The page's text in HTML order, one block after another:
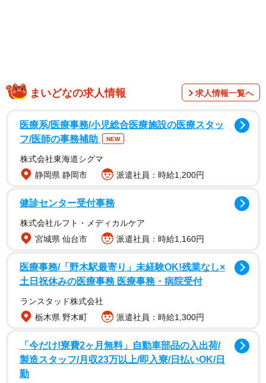
2/8
広島県呉市・安浦漁港のあたりを撮影した衛星写真 (C) Google
まいどなの求人情報 求人情報一覧へ
医療系/医療事務/小児総合医療施設の医療スタッ
フ/医師の事務補助
NEW
株式会社東海道シグマ
静岡県 静岡市
派遣社員：時給1,200円
健診センター受付事務
株式会社ルフト・メディカルケア
宮城県 仙台市
派遣社員：時給1,160円
医療事務/「野木駅最寄り」未経験OK!残業なし×
土日祝休みの医療事務 医療事務・病院受付
ランスタッド株式会社
栃木県 野木町
派遣社員：時給1,300円
「今だけ!寮費2ヶ月無料」自動車部品の入出荷/
製造スタッフ/月収23万以上/即入寮/日払いOK/日
勤